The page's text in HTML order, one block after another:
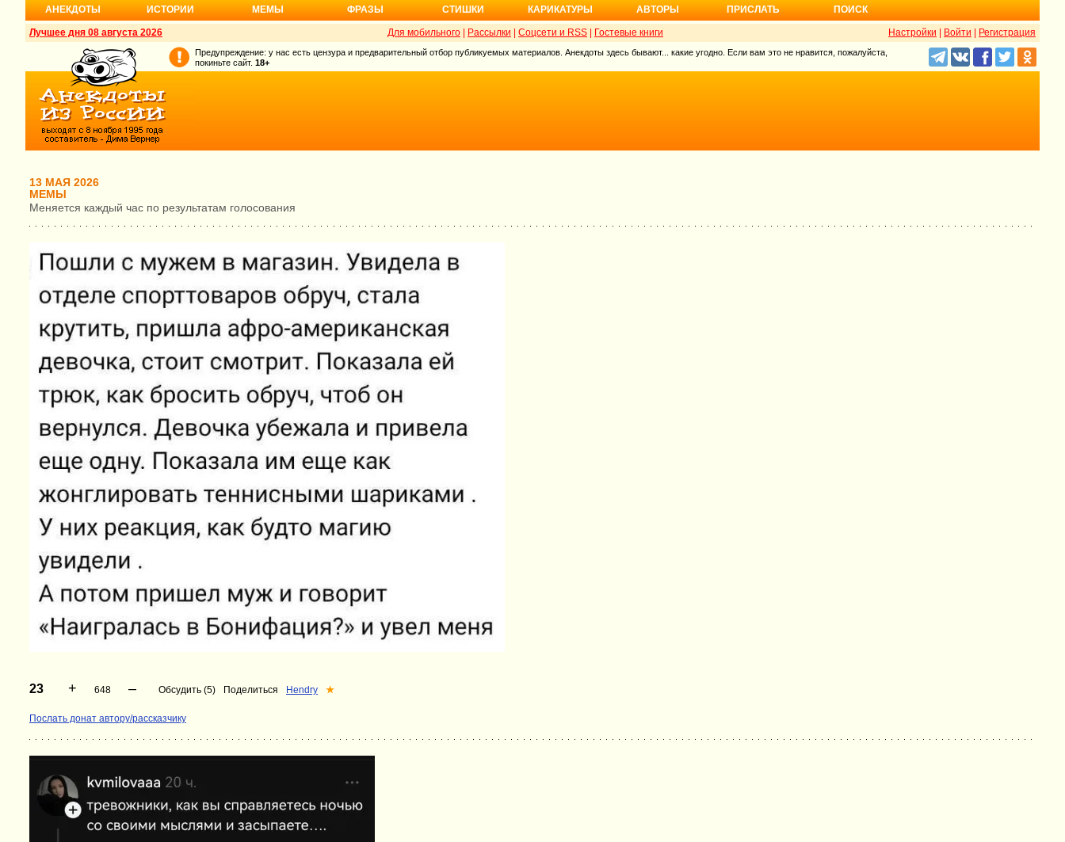
АНЕКДОТЫ ИСТОРИИ МЕМЫ ФРАЗЫ СТИШКИ КАРИКАТУРЫ АВТОРЫ ПРИСЛАТЬ ПОИСК
Лучшее дня 08 августа 2026 Настройки Войти Регистрация
Для мобильного Рассылки Соцсети и RSS Гостевые книги
Предупреждение: у нас есть цензура и предварительный отбор публикуемых материалов. Анекдоты здесь бывают... какие угодно. Если вам это не нравится, пожалуйста,
покиньте сайт. 18+
13 МАЯ 2026
МЕМЫ
Меняется каждый час по результатам голосования
23 + 648 – Обсудить (5) Поделиться Hendry ★
Послать донат автору/рассказчику